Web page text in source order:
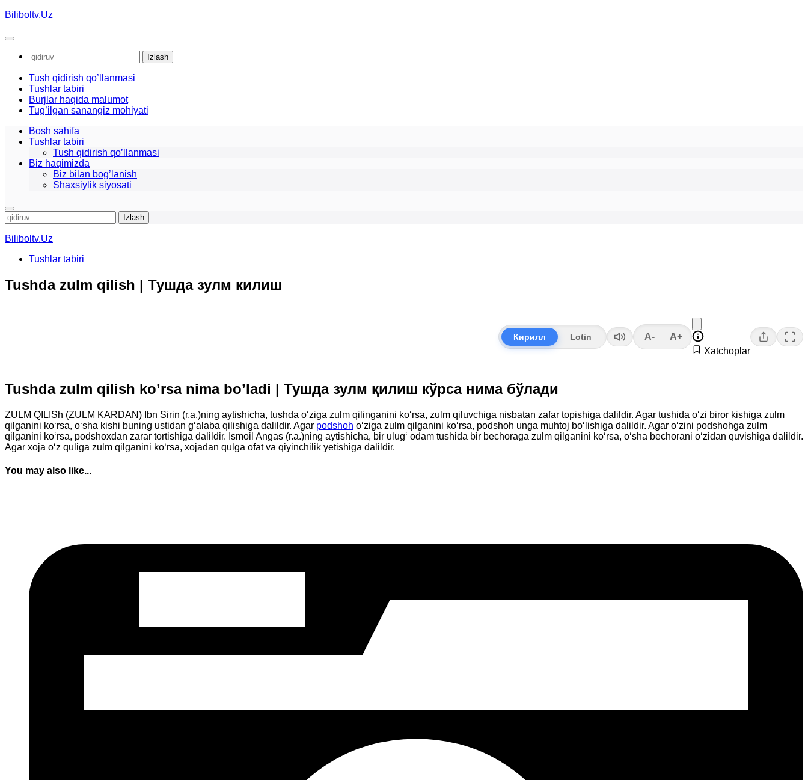
Skip
content
Biliboltv.Uz
Qidirshish:
Tush qidirish qo’llanmasi
Tushlar tabiri
Burjlar haqida malumot
Tug’ilgan sanangiz mohiyati
Bosh sahifa
Tushlar tabiri
Tush qidirish qo’llanmasi
Biz haqimizda
Biz bilan bog’lanish
Shaxsiylik siyosati
Qidirshish:
Biliboltv.Uz
Tushlar tabiri
Tushda zulm qilish | Тушда зулм килиш
Кирилл Lotin A-
A+
Xatchoplar
Tushda zulm qilish ko’rsa nima bo’ladi | Тушда зулм қилиш кўрса нима бўлади
ZULM QILISh (ZULM KARDAN) Ibn Sirin (r.a.)ning aytishicha, tushda o‘ziga zulm qilinganini ko‘rsa, zulm qiluvchiga nisbatan zafar topishiga dalildir. Agar tushida o‘zi biror kishiga zulm
qilganini ko‘rsa, o‘sha kishi buning ustidan g‘alaba qilishiga dalildir. Agar podshoh o‘ziga zulm qilganini ko‘rsa, podshoh unga muhtoj bo‘lishiga dalildir. Agar o‘zini podshohga zulm
qilganini ko‘rsa, podshoxdan zarar tortishiga dalildir. Ismoil Angas (r.a.)ning aytishicha, bir ulug‘ odam tushida bir bechoraga zulm qilganini ko‘rsa, o‘sha bechorani o‘zidan quvishiga dalildir.
Agar xoja o‘z quliga zulm qilganini ko‘rsa, xojadan qulga ofat va qiyinchilik yetishiga dalildir.
You may also like...